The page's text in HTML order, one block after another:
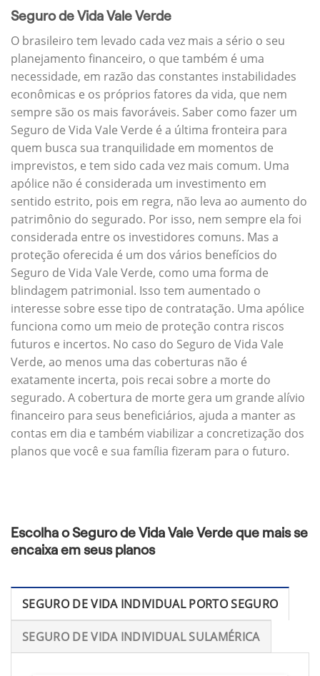
Seguro de Vida Vale Verde
O brasileiro tem levado cada vez mais a sério o seu
planejamento financeiro, o que também é uma
necessidade, em razão das constantes instabilidades
econômicas e os próprios fatores da vida, que nem
sempre são os mais favoráveis. Saber como fazer um
Seguro de Vida Vale Verde é a última fronteira para
quem busca sua tranquilidade em momentos de
imprevistos, e tem sido cada vez mais comum. Uma
apólice não é considerada um investimento em
sentido estrito, pois em regra, não leva ao aumento do
patrimônio do segurado. Por isso, nem sempre ela foi
considerada entre os investidores comuns. Mas a
proteção oferecida é um dos vários benefícios do
Seguro de Vida Vale Verde, como uma forma de
blindagem patrimonial. Isso tem aumentado o
interesse sobre esse tipo de contratação. Uma apólice
funciona como um meio de proteção contra riscos
futuros e incertos. No caso do Seguro de Vida Vale
Verde, ao menos uma das coberturas não é
exatamente incerta, pois recai sobre a morte do
segurado. A cobertura de morte gera um grande alívio
financeiro para seus beneficiários, ajuda a manter as
contas em dia e também viabilizar a concretização dos
planos que você e sua família fizeram para o futuro.
Escolha o Seguro de Vida Vale Verde que mais se
encaixa em seus planos
SEGURO DE VIDA INDIVIDUAL PORTO SEGURO
SEGURO DE VIDA INDIVIDUAL SULAMÉRICA